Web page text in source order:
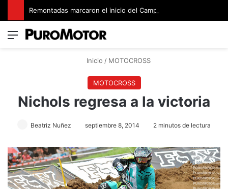
Menú
Inicio / MOTOCROSS
MOTOCROSS
Nichols regresa a la victoria
Beatriz Nuñez septiembre 8, 2014 2 minutos de lectura